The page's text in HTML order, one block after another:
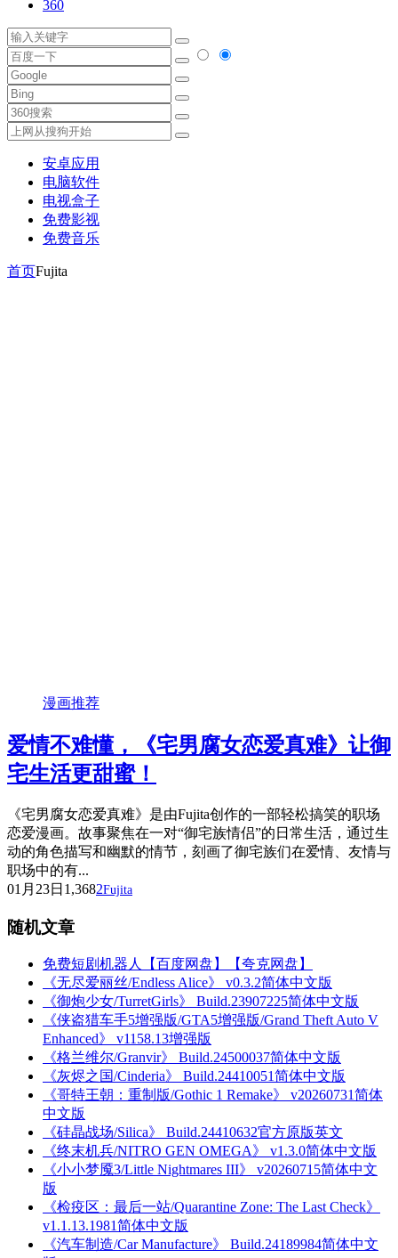
360
安卓应用
电脑软件
电视盒子
免费影视
免费音乐
首页Fujita
漫画推荐
爱情不难懂，《宅男腐女恋爱真难》让御
宅生活更甜蜜！
《宅男腐女恋爱真难》是由Fujita创作的一部轻松搞笑的职场
恋爱漫画。故事聚焦在一对“御宅族情侣”的日常生活，通过生
动的角色描写和幽默的情节，刻画了御宅族们在爱情、友情与
职场中的有...
01月23日 1,3682Fujita
随机文章
免费短剧机器人【百度网盘】【夸克网盘】
《无尽爱丽丝/Endless Alice》 v0.3.2简体中文版
《御炮少女/TurretGirls》 Build.23907225简体中文版
《侠盗猎车手5增强版/GTA5增强版/Grand Theft Auto V
Enhanced》 v1158.13增强版
《格兰维尔/Granvir》 Build.24500037简体中文版
《灰烬之国/Cinderia》 Build.24410051简体中文版
《哥特王朝：重制版/Gothic 1 Remake》 v20260731简体
中文版
《硅晶战场/Silica》 Build.24410632官方原版英文
《终末机兵/NITRO GEN OMEGA》 v1.3.0简体中文版
《小小梦魇3/Little Nightmares III》 v20260715简体中文
版
《检疫区：最后一站/Quarantine Zone: The Last Check》
v1.1.13.1981简体中文版
《汽车制造/Car Manufacture》 Build.24189984简体中文